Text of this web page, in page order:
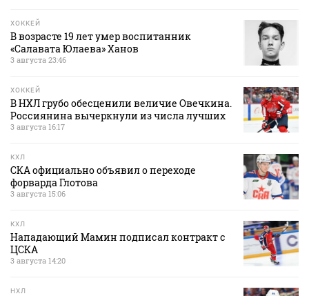
ХОККЕЙ
В возрасте 19 лет умер воспитанник
«Салавата Юлаева» Ханов
3 августа 23:46
ХОККЕЙ
В НХЛ грубо обесценили величие Овечкина.
Россиянина вычеркнули из числа лучших
3 августа 16:17
КХЛ
СКА официально объявил о переходе
форварда Глотова
3 августа 15:06
КХЛ
Нападающий Мамин подписал контракт с
ЦСКА
3 августа 14:20
НХЛ